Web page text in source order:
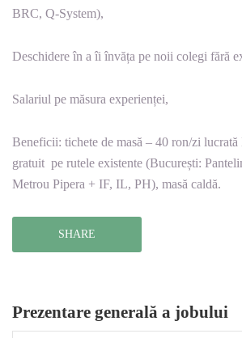
BRC, Q-System),
Deschidere în a îi învăța pe noii colegi fără
Salariul pe măsura experienței,
Beneficii: tichete de masă – 40 ron/zi lucrată
gratuit pe rutele existente (București:
Metrou Pipera + IF, IL, PH), masă caldă.
SHARE
Prezentare generală a jobului